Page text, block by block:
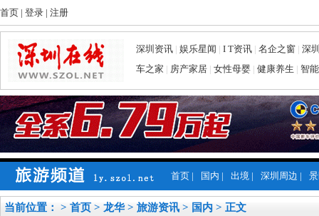
首页 | 登录 | 注册
深圳资讯 | 娱乐星闻 | I T资讯 | 名企之窗 | 深
车之家 | 房产家居 | 女性母婴 | 健康养生 | 智
首页 | 国内 | 出境 | 深圳周边 |
当前位置： > 首页 > 龙华> 旅游资讯 > 国内 > 正文